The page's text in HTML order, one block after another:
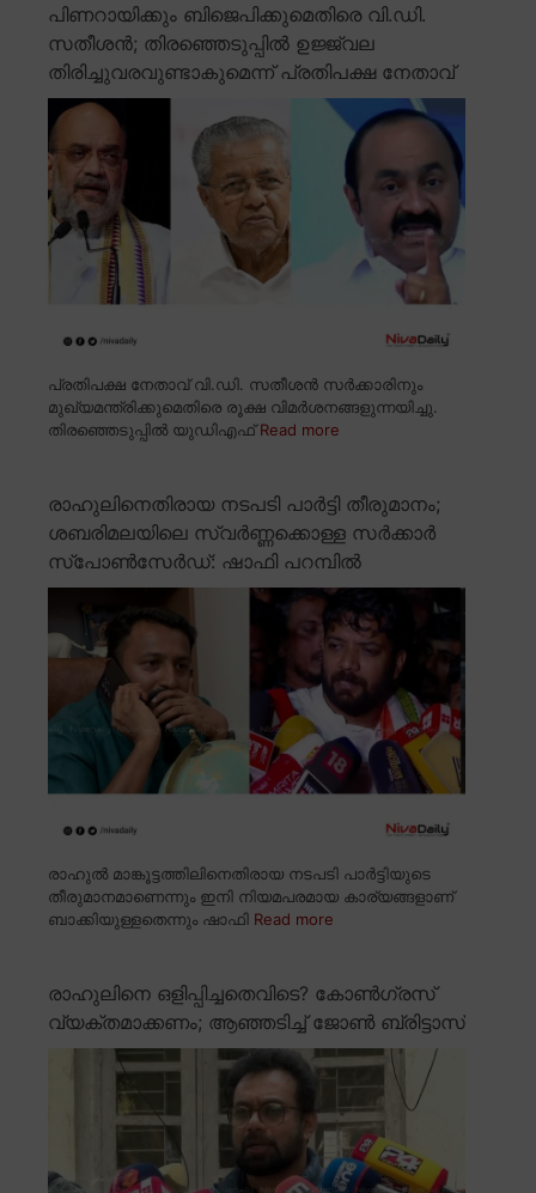
പിണറായിക്കും ബിജെപിക്കുമെതിരെ വി.ഡി.
സതീശൻ; തിരഞ്ഞെടുപ്പിൽ ഉജ്ജ്വല
തിരിച്ചുവരവുണ്ടാകുമെന്ന് പ്രതിപക്ഷ നേതാവ്
പ്രതിപക്ഷ നേതാവ് വി.ഡി. സതീശൻ സർക്കാരിനും
മുഖ്യമന്ത്രിക്കുമെതിരെ രൂക്ഷ വിമർശനങ്ങളുന്നയിച്ചു.
തിരഞ്ഞെടുപ്പിൽ യുഡിഎഫ്Read more
രാഹുലിനെതിരായ നടപടി പാർട്ടി തീരുമാനം;
ശബരിമലയിലെ സ്വർണ്ണക്കൊള്ള സർക്കാർ
സ്പോൺസേർഡ്: ഷാഫി പറമ്പിൽ
രാഹുൽ മാങ്കൂട്ടത്തിലിനെതിരായ നടപടി പാർട്ടിയുടെ
തീരുമാനമാണെന്നും ഇനി നിയമപരമായ കാര്യങ്ങളാണ്
ബാക്കിയുള്ളതെന്നും ഷാഫി Read more
രാഹുലിനെ ഒളിപ്പിച്ചതെവിടെ? കോൺഗ്രസ്
വ്യക്തമാക്കണം; ആഞ്ഞടിച്ച് ജോൺ ബ്രിട്ടാസ്